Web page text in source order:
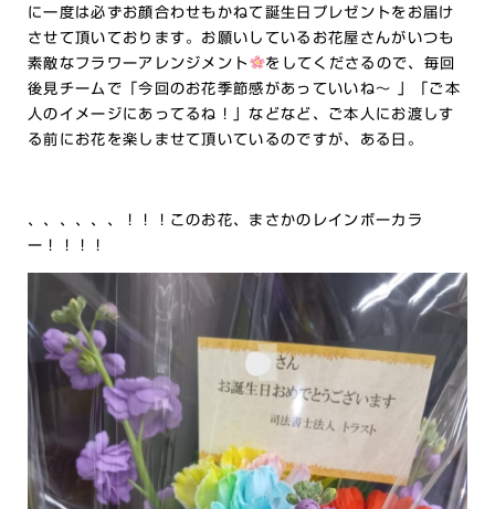
に一度は必ずお顔合わせもかねて誕生日プレゼントをお届け
させて頂いております。お願いしているお花屋さんがいつも
素敵なフラワーアレンジメント
をしてくださるので、毎回
後見チームで「今回のお花季節感があっていいね～ 」「ご本
人のイメージにあってるね！」などなど、ご本人にお渡しす
る前にお花を楽しませて頂いているのですが、ある日。
、、、、、、！！！このお花、まさかのレインボーカラ
ー！！！！